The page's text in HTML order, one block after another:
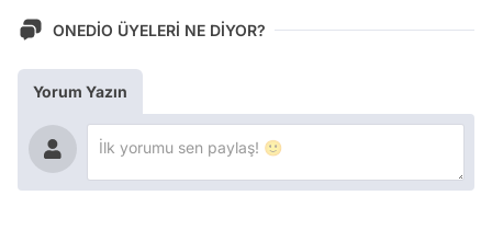
ONEDİO ÜYELERİ NE DİYOR?
Yorum Yazın